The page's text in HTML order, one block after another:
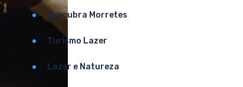
Descubra Morretes
Turismo Lazer
Lazer e Natureza